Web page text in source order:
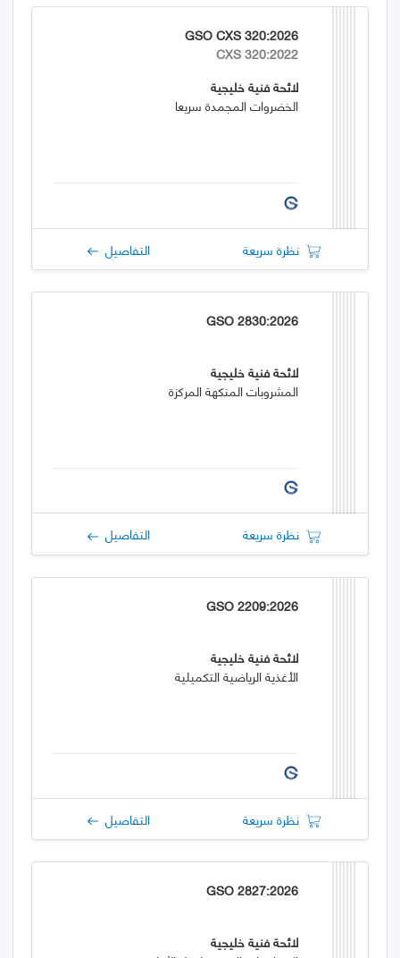
GSO CXS 320:2026
CXS 320:2022
لائحة فنية خليجية
الخضروات المجمدة سريعا
نظرة سريعة التفاصيل
GSO 2830:2026
لائحة فنية خليجية
المشروبات المنكهة المركزة
نظرة سريعة التفاصيل
GSO 2209:2026
لائحة فنية خليجية
الأغذية الرياضية التكميلية
نظرة سريعة التفاصيل
GSO 2827:2026
لائحة فنية خليجية